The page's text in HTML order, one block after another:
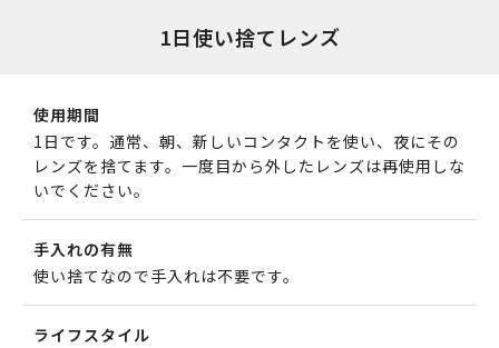
1日使い捨てレンズ
使用期間
1日です。通常、朝、新しいコンタクトを使い、夜にその
レンズを捨てます。一度目から外したレンズは再使用しな
いでください。
手入れの有無
使い捨てなので手入れは不要です。
ライフスタイル